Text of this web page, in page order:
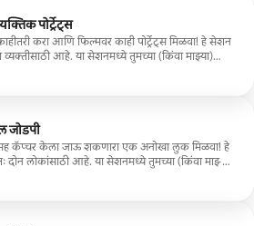
पोर्ट्रेट्स
करा आणि फिल्मवर काही पोर्ट्रेट्स मिळवा! हे सेशन
व्यक्तीसाठी आहे. या सेशनमध्ये तुमच्या (किंवा माझ्या)
जोडपी
कॅप्चर केला जाऊ शकणारा एक अनोखा लुक मिळवा! हे
दोन लोकांसाठी आहे. या सेशनमध्ये तुमच्या (किंवा माझ्या)